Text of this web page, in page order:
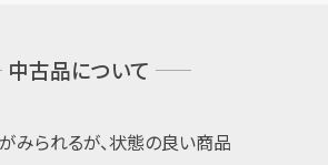
中古品について
みられるが、状態の良い商品